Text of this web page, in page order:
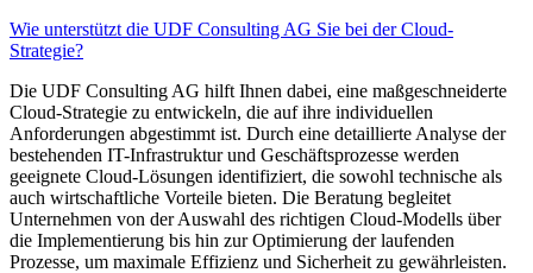
Wie unterstützt die UDF Consulting AG Sie bei der Cloud-
Strategie?
Die UDF Consulting AG hilft Ihnen dabei, eine maßgeschneiderte
Cloud-Strategie zu entwickeln, die auf ihre individuellen
Anforderungen abgestimmt ist. Durch eine detaillierte Analyse der
bestehenden IT-Infrastruktur und Geschäftsprozesse werden
geeignete Cloud-Lösungen identifiziert, die sowohl technische als
auch wirtschaftliche Vorteile bieten. Die Beratung begleitet
Unternehmen von der Auswahl des richtigen Cloud-Modells über
die Implementierung bis hin zur Optimierung der laufenden
Prozesse, um maximale Effizienz und Sicherheit zu gewährleisten.